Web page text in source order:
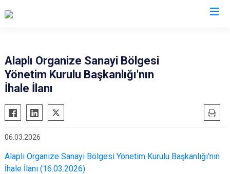
Alaplı
Devrek
Kilimli
Alaplı Organize Sanayi Bölgesi
Yönetim Kurulu Başkanlığı'nın
İhale İlanı
06.03.2026
Alaplı Organize Sanayi Bölgesi Yönetim Kurulu Başkanlığı'nın
İhale İlanı (16.03.2026)